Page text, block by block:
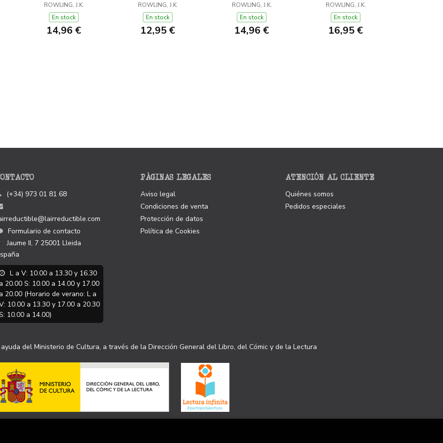
PRÍNCIPE
ROWLING, J.K.
En stock
14,96 €
AZKABAN
ROWLING, J.K.
En stock
12,95 €
LA MUERTE (HARRY
POTTER 7)
ROWLING, J.K.
En stock
14,96 €
FÉNIX
ROWLING, J.K.
En stock
16,95 €
(+34) 973 01 81 68
Formulario de contacto
Jaume II, 7 25001 Lleida
L a V: 10.00 a 13.30 y 16.30
a 20.00 S: 10.00 a 14.00 y 17.00
a 20.00 (Horario de verano: L a
10.00 a 13.30 y 17.00 a 20.30
10.00 a 14.00)
PÁGINAS LEGALES
Aviso legal
Condiciones de venta
Protección de datos
Política de Cookies
ATENCIÓN AL CLIENTE
Quiénes somos
Pedidos especiales
del Ministerio de Cultura, a través de la Dirección General del Libro, del Cómic y de la Lectura